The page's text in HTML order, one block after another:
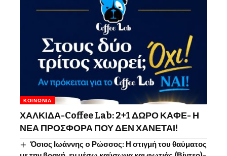
ΚΟΙΝΩΝΊΑ
ΧΑΛΚΙΔΑ-Coffee Lab: 2+1 ΔΩΡΟ ΚΑΦΕ- Η
ΝΕΑ ΠΡΟΣΦΟΡΑ ΠΟΥ ΔΕΝ ΧΑΝΕΤΑΙ!
Όσιος Ιωάννης o Ρώσσος: Η στιγμή του θαύματος